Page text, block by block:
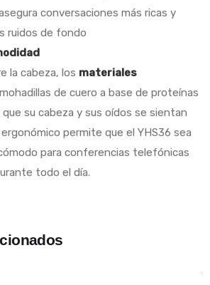
conversaciones más ricas y
ruidos de fondo
la cabeza, los materiales
de cuero a base de proteínas
su cabeza y sus oídos se sientan
permite que el YHS36 sea
para conferencias telefónicas
todo el día.